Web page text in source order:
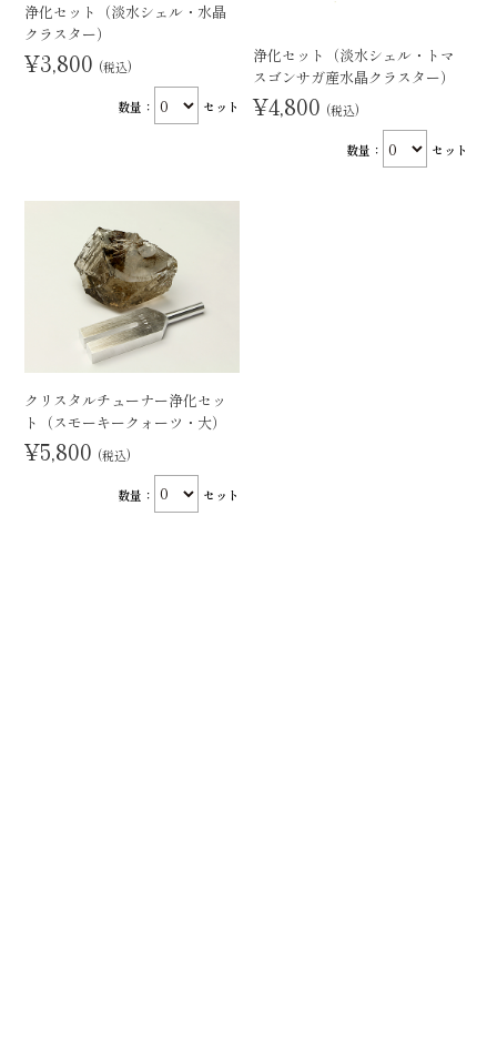
浄化セット（淡水シェル・水晶
クラスター）
¥3,800 (税込)
数量： セット
浄化セット（淡水シェル・トマ
スゴンサガ産水晶クラスター）
¥4,800 (税込)
数量： セット
クリスタルチューナー浄化セッ
ト（スモーキークォーツ・大）
¥5,800 (税込)
数量： セット